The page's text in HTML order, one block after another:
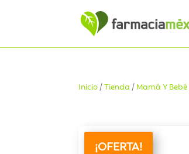
Inicio /Tienda / Mamá Y Bebé
¡OFERTA!